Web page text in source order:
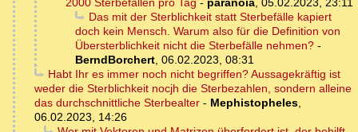
2000 Sterbefällen pro Tag - paranoia, 05.02.2023, 23:11
Das mit der Sterblichkeit statt Sterbefälle kapiert
doch kein Mensch. Warum also für die Definition von
Übersterblichkeit nicht die Sterbefälle nehmen? -
BerndBorchert, 06.02.2023, 08:31
Habt Ihr es immer noch nicht begriffen? Aussagekräftig ist
weder die Sterblichkeit nocjh die Sterbezahlen, sondern alleine
das durchschnittliche Sterbealter - Mephistopheles,
06.02.2023, 14:26